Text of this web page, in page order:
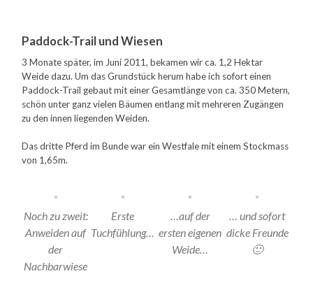
Paddock-Trail und Wiesen
3 Monate später, im Juni 2011, bekamen wir ca. 1,2 Hektar
Weide dazu. Um das Grundstück herum habe ich sofort einen
Paddock-Trail gebaut mit einer Gesamtlänge von ca. 350 Metern,
schön unter ganz vielen Bäumen entlang mit mehreren Zugängen
zu den innen liegenden Weiden.
Das dritte Pferd im Bunde war ein Westfale mit einem Stockmass
von 1,65m.
Noch zu zweit:
Anweiden auf
der
Nachbarwiese
Erste
Tuchfühlung…
…auf der
ersten eigenen
Weide…
… und sofort
dicke Freunde
🙂